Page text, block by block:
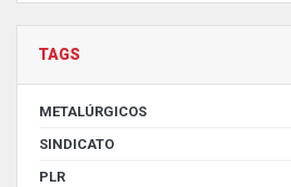
TAGS
METALÚRGICOS
SINDICATO
PLR